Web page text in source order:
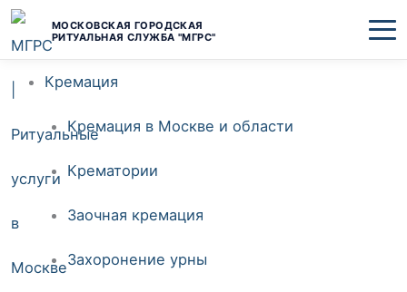
Перейти
к
МОСКОВСКАЯ ГОРОДСКАЯ
РИТУАЛЬНАЯ СЛУЖБА "МГРС"
Кремация
Кремация в Москве и области
Крематории
Заочная кремация
Захоронение урны